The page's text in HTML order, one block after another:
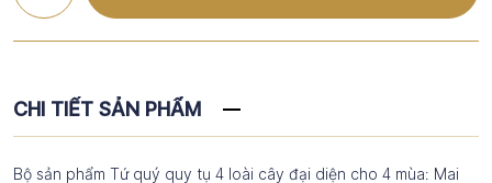
CHI TIẾT SẢN PHẨM
Bộ sản phẩm Tứ quý quy tụ 4 loài cây đại diện cho 4 mùa: Mai